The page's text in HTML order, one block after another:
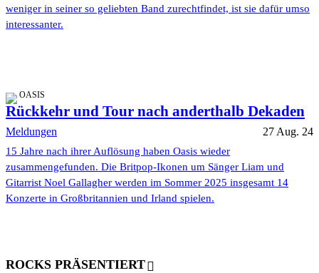
weniger in seiner so geliebten Band zurechtfindet, ist sie dafür umso
interessanter.
OASIS
Rückkehr und Tour nach anderthalb Dekaden
Meldungen 27 Aug. 24
15 Jahre nach ihrer Auflösung haben Oasis wieder
zusammengefunden. Die Britpop-Ikonen um Sänger Liam und
Gitarrist Noel Gallagher werden im Sommer 2025 insgesamt 14
Konzerte in Großbritannien und Irland spielen.
ROCKS PRÄSENTIERT